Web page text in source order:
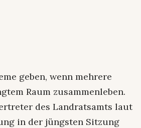
geben, wenn mehrere
Raum zusammenleben.
des Landratsamts laut
in der jüngsten Sitzung